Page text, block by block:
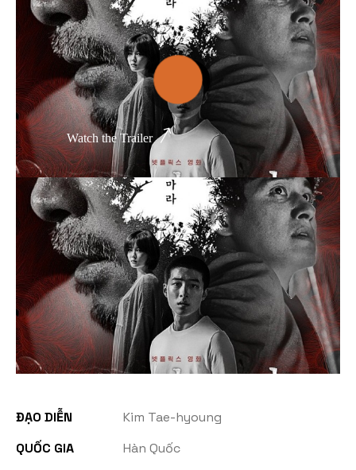
Thể loại phim
Phim kinh dị
Hài hước
Hoạt hình
Hành động
Tình cảm
Việt Nam
Watch the Trailer
ĐẠO DIỄN
Kim Tae-hyoung
QUỐC GIA
Hàn Quốc